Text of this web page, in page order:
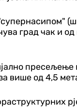
град чак и
више од 4,5